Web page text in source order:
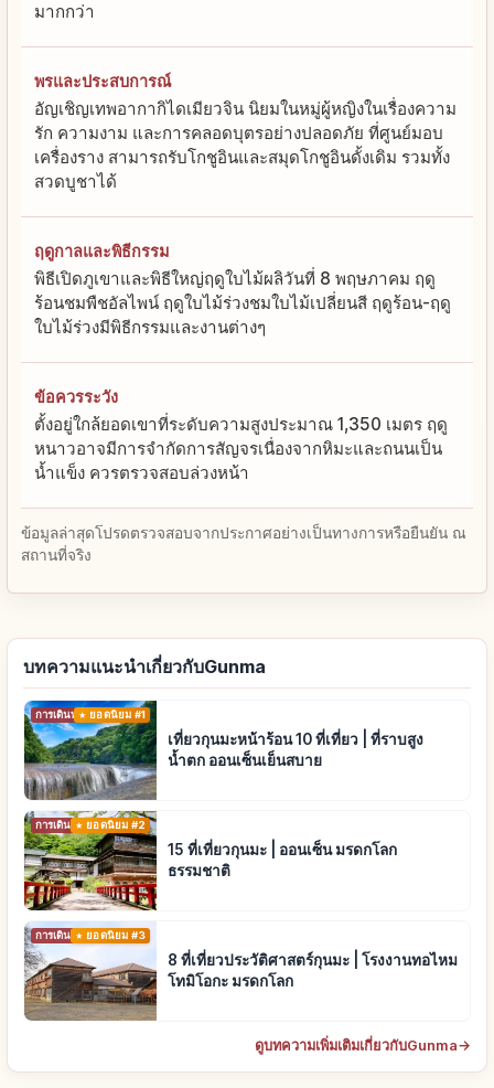
มากกว่า
พรและประสบการณ์
อัญเชิญเทพอากากิไดเมียวจิน นิยมในหมู่ผู้หญิงในเรื่องความ
รัก ความงาม และการคลอดบุตรอย่างปลอดภัย ที่ศูนย์มอบ
เครื่องราง สามารถรับโกชูอินและสมุดโกชูอินดั้งเดิม รวมทั้ง
สวดบูชาได้
ฤดูกาลและพิธีกรรม
พิธีเปิดภูเขาและพิธีใหญ่ฤดูใบไม้ผลิวันที่ 8 พฤษภาคม ฤดู
ร้อนชมพืชอัลไพน์ ฤดูใบไม้ร่วงชมใบไม้เปลี่ยนสี ฤดูร้อน-ฤดู
ใบไม้ร่วงมีพิธีกรรมและงานต่างๆ
ข้อควรระวัง
ตั้งอยู่ใกล้ยอดเขาที่ระดับความสูงประมาณ 1,350 เมตร ฤดู
หนาวอาจมีการจำกัดการสัญจรเนื่องจากหิมะและถนนเป็น
น้ำแข็ง ควรตรวจสอบล่วงหน้า
ข้อมูลล่าสุดโปรดตรวจสอบจากประกาศอย่างเป็นทางการหรือยืนยัน ณ
สถานที่จริง
บทความแนะนำเกี่ยวกับGunma
การเดินทาง ยอดนิยม #1
เที่ยวกุนมะหน้าร้อน 10 ที่เที่ยว | ที่ราบสูง
น้ำตก ออนเซ็นเย็นสบาย
การเดินทางยอดนิยม #2
15 ที่เที่ยวกุนมะ | ออนเซ็น มรดกโลก
ธรรมชาติ
การเดินทางยอดนิยม #3
8 ที่เที่ยวประวัติศาสตร์กุนมะ | โรงงานทอไหม
โทมิโอกะ มรดกโลก
ดูบทความเพิ่มเติมเกี่ยวกับGunma→